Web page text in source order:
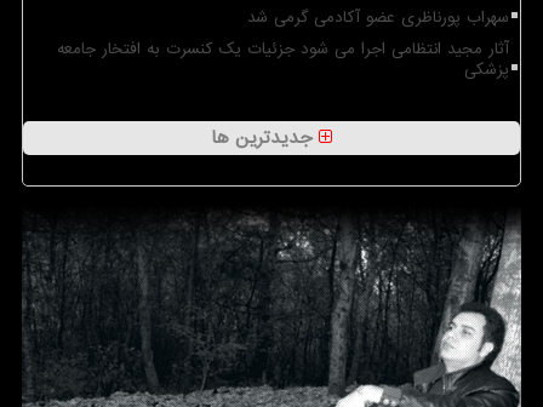
سهراب پورناظری عضو آکادمی گرمی شد
آثار مجید انتظامی اجرا می شود جزئیات یک کنسرت به افتخار جامعه
پزشکی
جدیدترین ها